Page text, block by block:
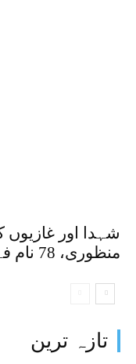
تازہ ترین
شہدا اور
منظوری، 78 نام فہرست میں شامل